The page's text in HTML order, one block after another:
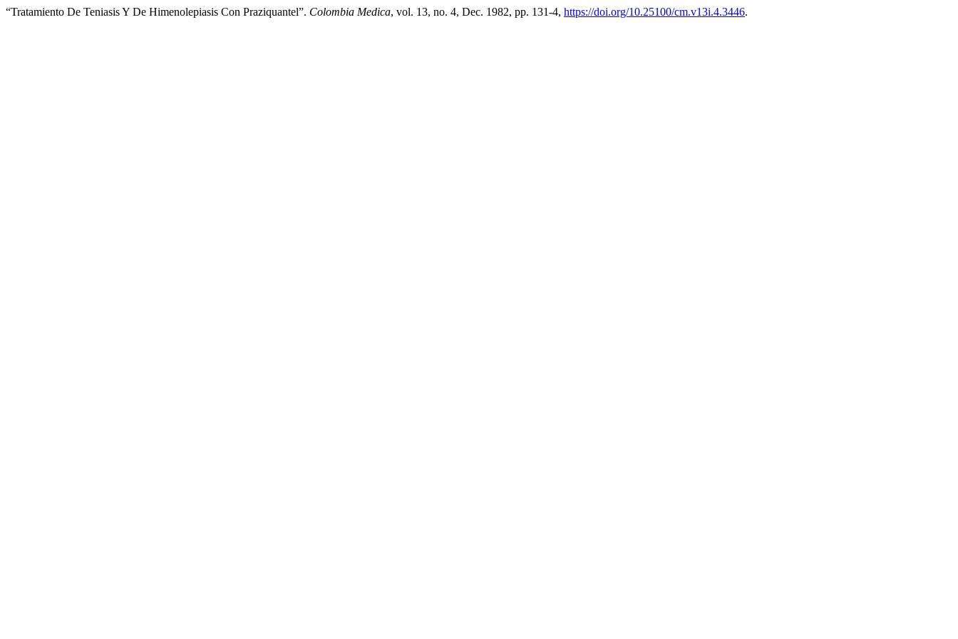
“Tratamiento De Teniasis Y De Himenolepiasis Con Praziquantel”. Colombia Medica, vol. 13, no. 4, Dec. 1982, pp. 131-4, https://doi.org/10.25100/cm.v13i.4.3446.